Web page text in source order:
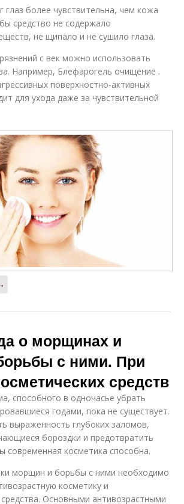
глаз более чувствительна, чем кожа
средство не содержало
не щипало и не сушило глаза.
с век можно использовать
Например, Блефарогель очищение .
поверхностно-активных
для ухода даже за чувствительной
о морщинах и
с ними. При
средств
способного в одночасье убрать
годами, пока не существует.
выраженность глубоких заломов,
бороздки и предотвратить
современная косметика способна.
морщин и борьбы с ними необходимо
косметику и
Основными антивозрастными